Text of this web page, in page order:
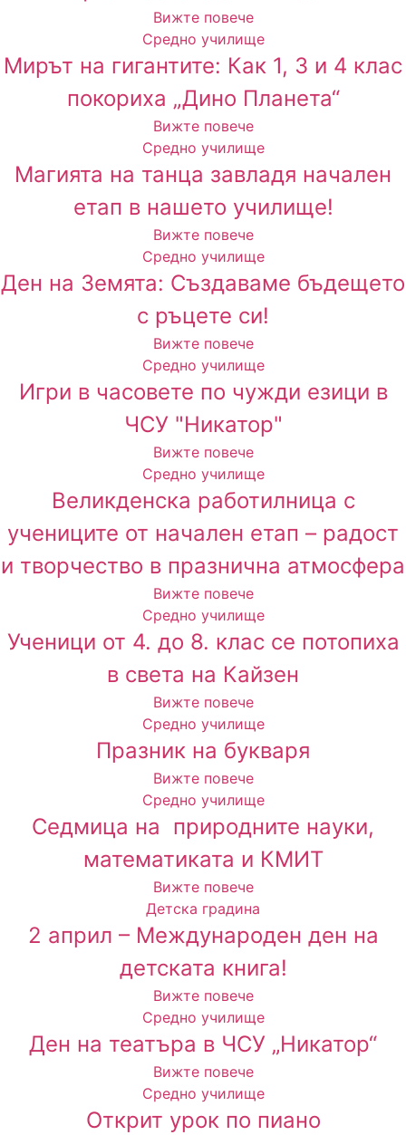
Вижте повече
Средно училище
Мирът на гигантите: Как 1, 3 и 4 клас
покориха „Дино Планета“
Вижте повече
Средно училище
Магията на танца завладя начален
етап в нашето училище!
Вижте повече
Средно училище
Ден на Земята: Създаваме бъдещето
с ръцете си!
Вижте повече
Средно училище
Игри в часовете по чужди езици в
ЧСУ "Никатор"
Вижте повече
Средно училище
Великденска работилница с
учениците от начален етап – радост
и творчество в празнична атмосфера
Вижте повече
Средно училище
Ученици от 4. до 8. клас се потопиха
в света на Кайзен
Вижте повече
Средно училище
Празник на букваря
Вижте повече
Средно училище
Cедмица на природните науки,
математиката и КМИТ
Вижте повече
Детска градина
2 април – Международен ден на
детската книга!
Вижте повече
Средно училище
Ден на театъра в ЧСУ „Никатор“
Вижте повече
Средно училище
Открит урок по пиано